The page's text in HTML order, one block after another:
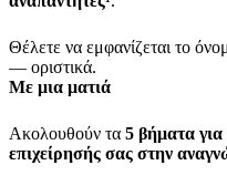
Θέλετε να εμφανίζεται το
— οριστικά.
Με μια ματιά
Ακολουθούν τα 5 βήματα για
επιχείρησής σας στην